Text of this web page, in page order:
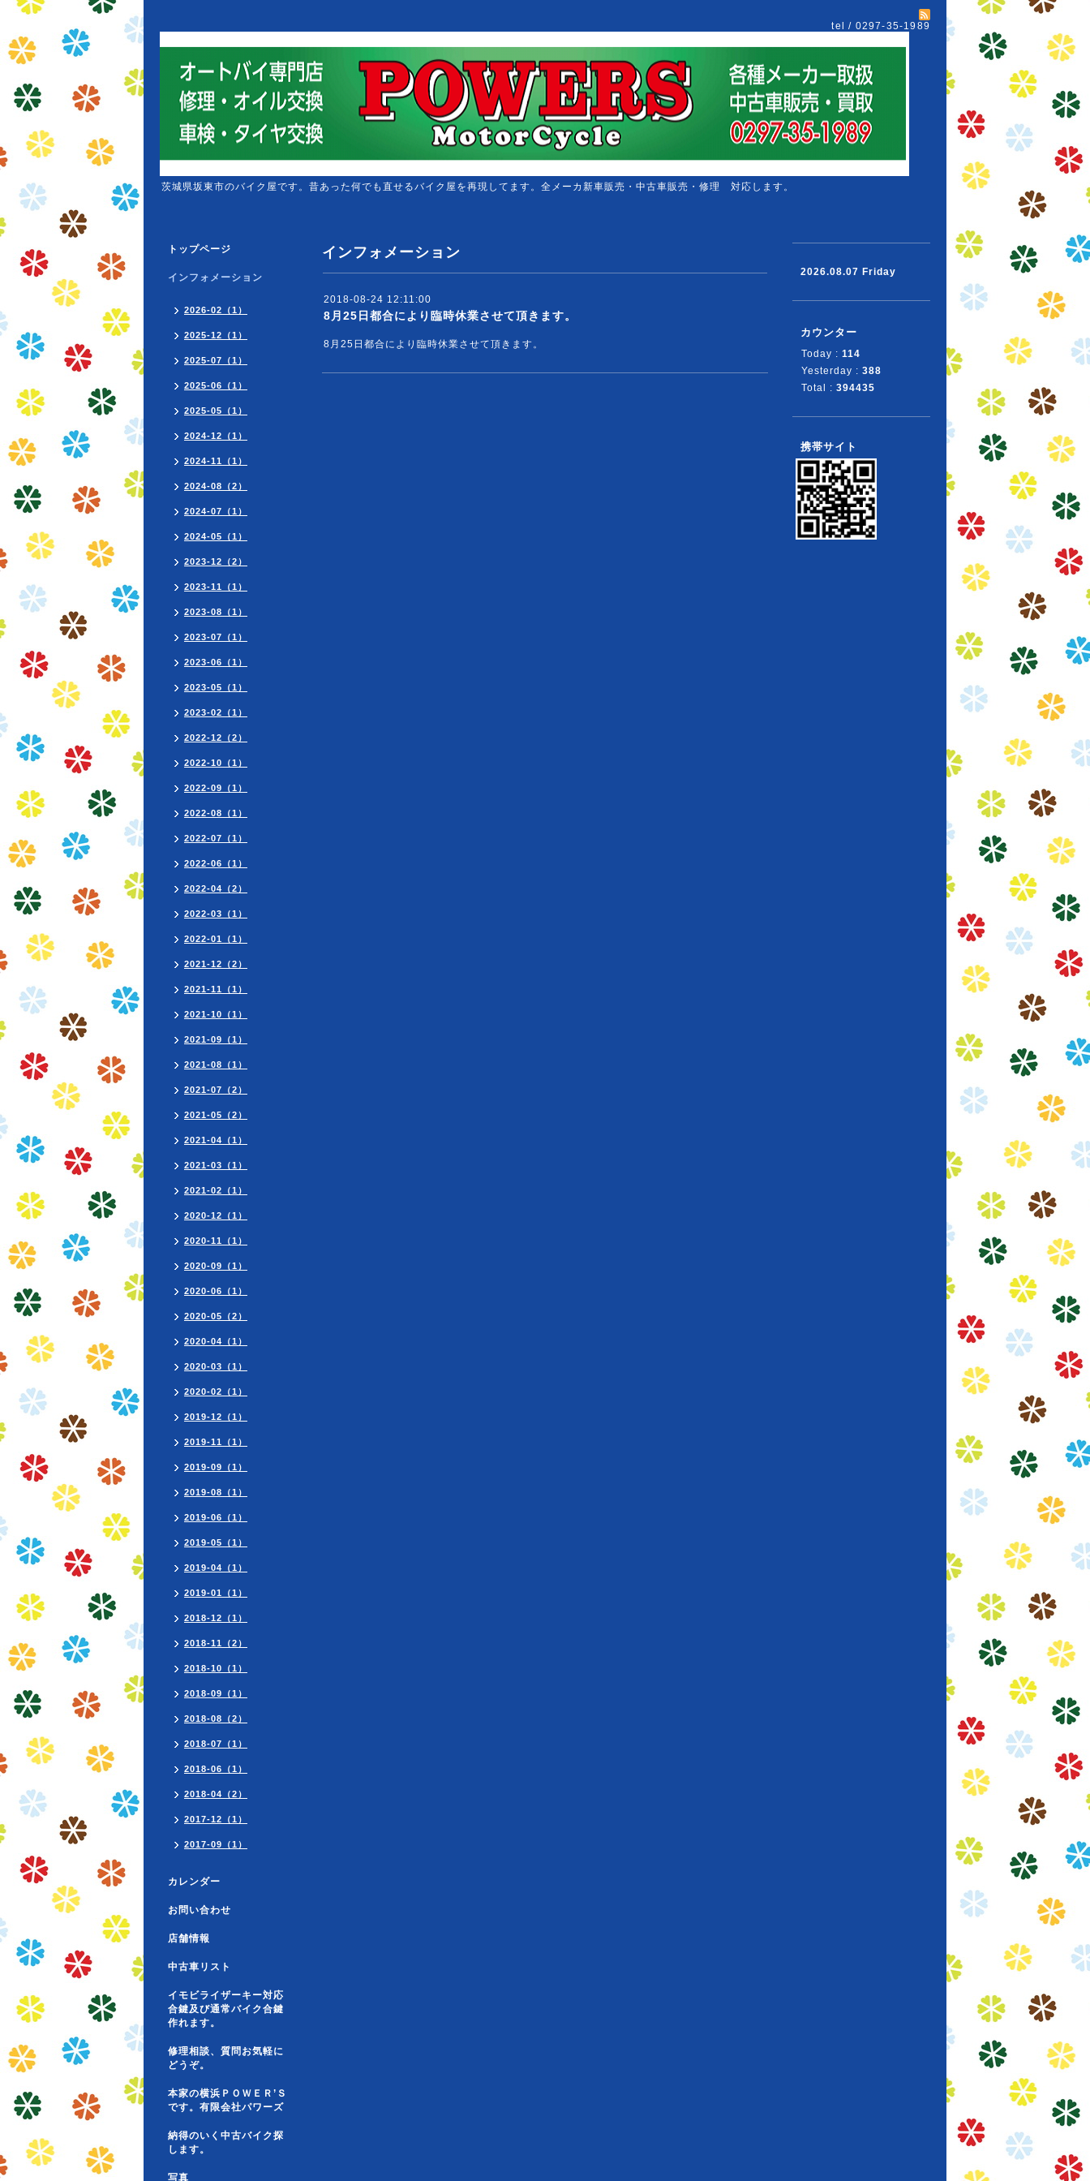
tel / 0297-35-1989
茨城県坂東市のバイク屋です。昔あった何でも直せるバイク屋を再現してます。全メーカ新車販売・中古車販売・修理 対応します。
インフォメーション
2018-08-24 12:11:00
8月25日都合により臨時休業させて頂きます。
8月25日都合により臨時休業させて頂きます。
トップページ
インフォメーション
2026-02（1）
2025-12（1）
2025-07（1）
2025-06（1）
2025-05（1）
2024-12（1）
2024-11（1）
2024-08（2）
2024-07（1）
2024-05（1）
2023-12（2）
2023-11（1）
2023-08（1）
2023-07（1）
2023-06（1）
2023-05（1）
2023-02（1）
2022-12（2）
2022-10（1）
2022-09（1）
2022-08（1）
2022-07（1）
2022-06（1）
2022-04（2）
2022-03（1）
2022-01（1）
2021-12（2）
2021-11（1）
2021-10（1）
2021-09（1）
2021-08（1）
2021-07（2）
2021-05（2）
2021-04（1）
2021-03（1）
2021-02（1）
2020-12（1）
2020-11（1）
2020-09（1）
2020-06（1）
2020-05（2）
2020-04（1）
2020-03（1）
2020-02（1）
2019-12（1）
2019-11（1）
2019-09（1）
2019-08（1）
2019-06（1）
2019-05（1）
2019-04（1）
2019-01（1）
2018-12（1）
2018-11（2）
2018-10（1）
2018-09（1）
2018-08（2）
2018-07（1）
2018-06（1）
2018-04（2）
2017-12（1）
2017-09（1）
カレンダー
お問い合わせ
店舗情報
中古車リスト
イモビライザーキー対応
合鍵及び通常バイク合鍵
作れます。
修理相談、質問お気軽に
どうぞ。
本家の横浜ＰＯＷＥＲ’Ｓ
です。有限会社パワーズ
納得のいく中古バイク探
します。
写真
2026.08.07 Friday
カウンター
Today : 114
Yesterday : 388
Total : 394435
携帯サイト